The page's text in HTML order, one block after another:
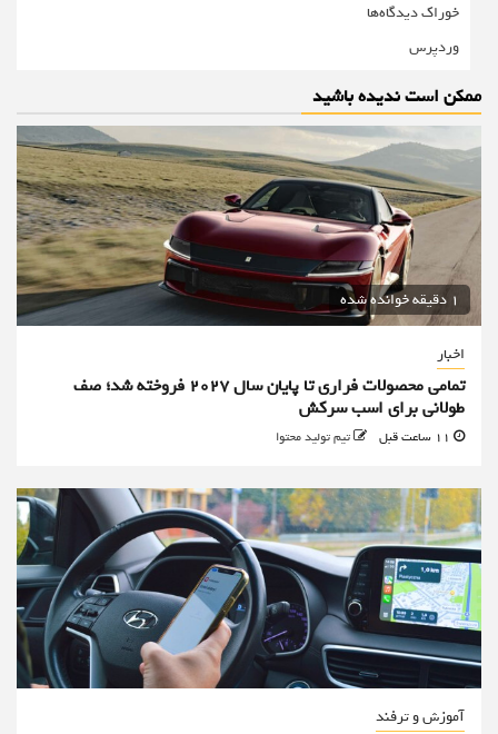
خوراک دیدگاه‌ها
وردپرس
ممکن است ندیده باشید
1 دقیقه خوانده شده
اخبار
تمامی محصولات فراری تا پایان سال ۲۰۲۷ فروخته شد؛ صف
طولانی برای اسب سرکش
تیم تولید محتوا
آموزش و ترفند